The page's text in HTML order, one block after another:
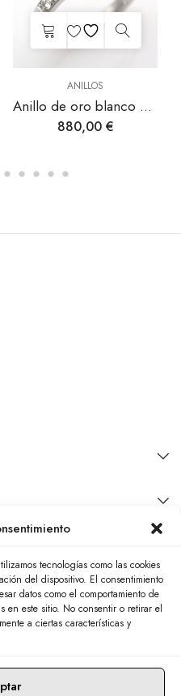
tecnologías como las cookies
del dispositivo. El consentimiento
datos como el comportamiento de
en este sitio. No consentir o retirar el
a ciertas características y
ANILLOS
Anillo de oro blanco con aguamarina y diamantes.
880,00 €